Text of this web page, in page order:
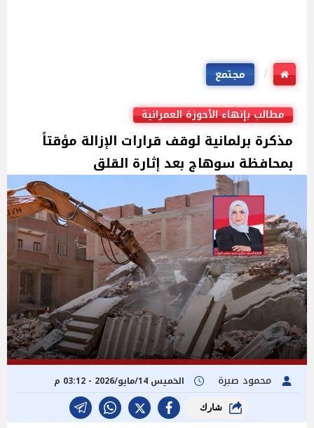
مجتمع
مطالب بإنهاء الأحوزة العمرانية
مذكرة برلمانية لوقف قرارات الإزالة مؤقتاً
بمحافظة سوهاج بعد إثارة القلق
محمود صبرة الخميس 14/مايو/2026 - 03:12 م
شارك